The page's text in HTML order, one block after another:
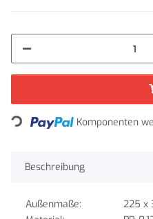
Loading... Komponenten
Beschreibung
Außenmaße:
225 x